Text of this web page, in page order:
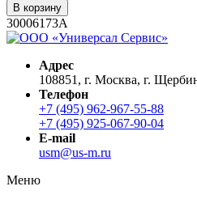
В корзину
30006173A
Адрес
108851, г. Москва, г.
Телефон
+7 (495) 962-967-55-88
+7 (495) 925-067-90-04
E-mail
usm@us-m.ru
Меню